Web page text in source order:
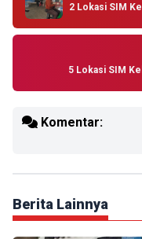
2 Lokasi SIM
5 Lokasi SIM
Komentar:
Berita Lainnya